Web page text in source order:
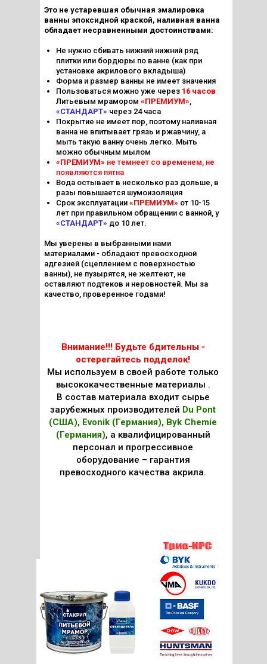
Внимание!!! Будьте бдительны -
остерегайтесь подделок!
Мы используем в своей работе только
высококачественные материалы .
В состав материала входит сырье
зарубежных производителей Du Pont
(США), Evonik (Германия), Byk Chemie
(Германия), а квалифицированный
персонал и прогрессивное
оборудование – гарантия
превосходного качества акрила.
Это не устаревшая обычная эмалировка
ванны эпоксидной краской, наливная ванна
обладает несравненными достоинствами:
Не нужно сбивать нижний нижний ряд
плитки или бордюры по ванне (как при
установке акрилового вкладыша)
Форма и размер ванны не имеет значения
Пользоваться можно уже через 16 часов
Литьевым мрамором «ПРЕМИУМ»
«СТАНДАРТ» через 24 часа
Покрытие не имеет пор, поэтому наливная
ванна не впитывает грязь и ржавчину, а
мыть такую ванну очень легко. Мыть
можно обычным мылом
«ПРЕМИУМ» не темнеет со временем, не
появляются пятна
Вода остывает в несколько раз дольше, в
разы повышается шумоизоляция
Срок эксплуатации «ПРЕМИУМ» от 10-15
лет при правильном обращении с ванной, у
«СТАНДАРТ» до 10 лет.
Мы уверены в выбранными нами
материалами - обладают превосходной
адгезией (сцеплением с поверхностью
ванны), не пузырятся, не желтеют, не
оставляют подтеков и неровностей. Мы за
качество, проверенное годами!